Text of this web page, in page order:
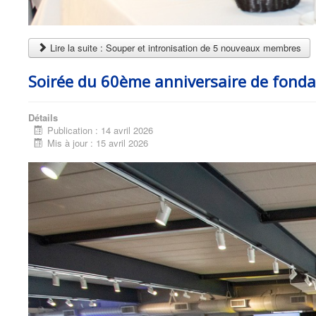
Lire la suite : Souper et intronisation de 5 nouveaux membres
Soirée du 60ème anniversaire de
Détails
Publication : 14 avril 2026
Mis à jour : 15 avril 2026